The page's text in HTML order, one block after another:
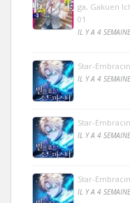
ga, Gakuen
01
IL Y A 4
Star-
IL Y A 4
Star-
IL Y A 4
Star-
IL Y A 4